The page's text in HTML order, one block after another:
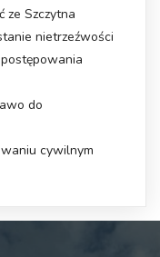
ze Szczytna
nietrzeźwości
do
cywilnym